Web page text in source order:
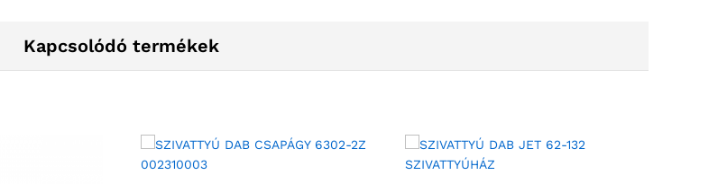
Kapcsolódó termékek